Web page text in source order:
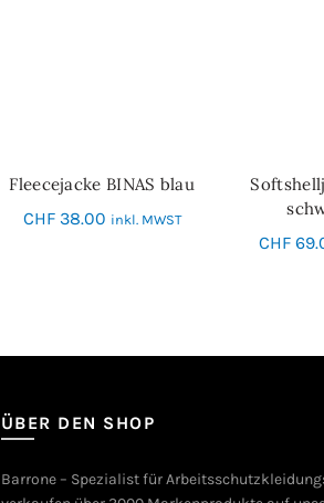
SCHNELL-EINKAUF
Fleecejacke BINAS blau
CHF38.00 inkl. MWST
CHF
ÜBER DEN SHOP
Barrone – Spezialist für